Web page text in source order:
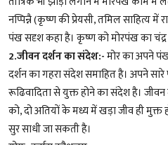
नप्पिन्नै (कृष्ण की प्रेयसी, तमिल साहित्य
पंख सदृश कहा है। कृष्ण को मोरपंख का चंद्र
2.जीवन दर्शन का संदेश:-मोर का अपने
दर्शन का गहरा संदेश समाहित है। अपने
रूढिवादिता से युक्त होने का संदेश है।
को, दो अतियों के मध्य में खड़ा जीव ही
सुर साधी जा सकती है।